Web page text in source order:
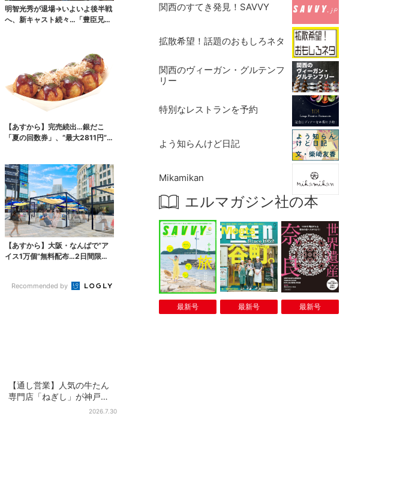
明智光秀が退場→いよいよ後半戦
へ、新キャスト続々…「豊臣兄
【あすから】完売続出…銀だこ
「夏の回数券」、“最大2811円”お
【あすから】大阪・なんばで“ア
イス1万個”無料配布…2日間限定
Recommended by
【通し営業】人気の牛たん
専門店「ねぎし」が神戸
に、「想像しただけでお腹
2026.7.30
関西のすてき発見！SAVVY
拡散希望！話題のおもしろネタ
関西のヴィーガン・グルテンフ
リー
特別なレストランを予約
よう知らんけど日記
Mikamikan
エルマガジン社の本
最新号 最新号 最新号